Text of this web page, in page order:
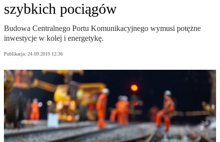
szybkich pociągów
Budowa Centralnego Portu Komunikacyjnego wymusi potężne
inwestycje w kolej i energetykę.
Publikacja: 24.09.2019 12:36